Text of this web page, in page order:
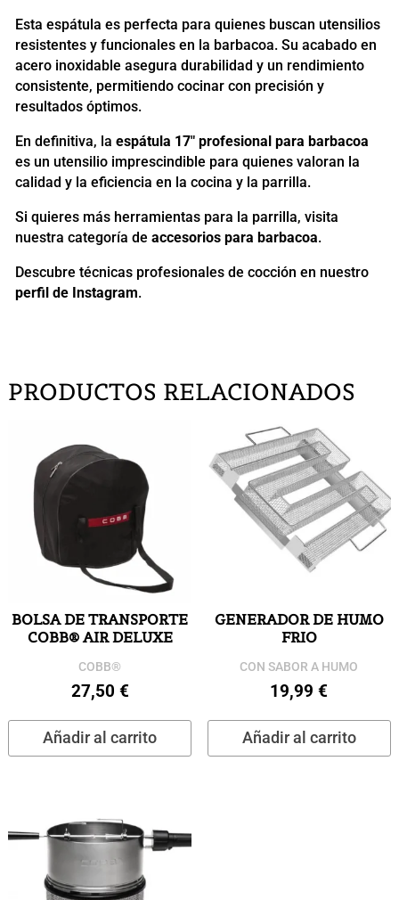
Esta espátula es perfecta para quienes buscan utensilios
resistentes y funcionales en la barbacoa. Su acabado en
acero inoxidable asegura durabilidad y un rendimiento
consistente, permitiendo cocinar con precisión y
resultados óptimos.
En definitiva, la espátula 17" profesional para barbacoa
es un utensilio imprescindible para quienes valoran la
calidad y la eficiencia en la cocina y la parrilla.
Si quieres más herramientas para la parrilla, visita
nuestra categoría de accesorios para barbacoa.
Descubre técnicas profesionales de cocción en nuestro
perfil de Instagram.
PRODUCTOS RELACIONADOS
BOLSA DE TRANSPORTE
COBB® AIR DELUXE
COBB®
27,50 €
Añadir al carrito
GENERADOR DE HUMO
FRIO
CON SABOR A HUMO
19,99€
Añadir al carrito